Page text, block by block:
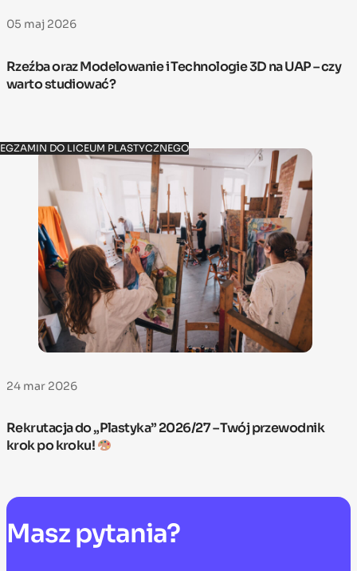
05 maj 2026
Rzeźba oraz Modelowanie i Technologie 3D na UAP – czy
warto studiować?
EGZAMIN DO LICEUM PLASTYCZNEGO
24 mar 2026
Rekrutacja do „Plastyka” 2026/27 – Twój przewodnik
krok po kroku!
Masz pytania?